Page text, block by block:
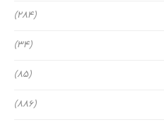
(284)
(34)
(85)
(886)